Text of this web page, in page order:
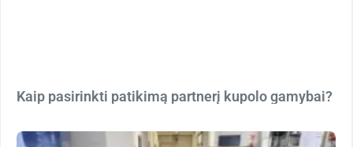
Kaip pasirinkti patikimą partnerį kupolo gamybai?